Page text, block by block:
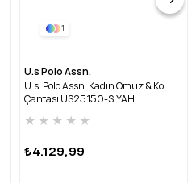
1
U.s Polo Assn.
U.s. Polo Assn. Kadın Omuz & Kol
Çantası US25150-SİYAH
★ ★ ★ ★ ★
₺4.129,99